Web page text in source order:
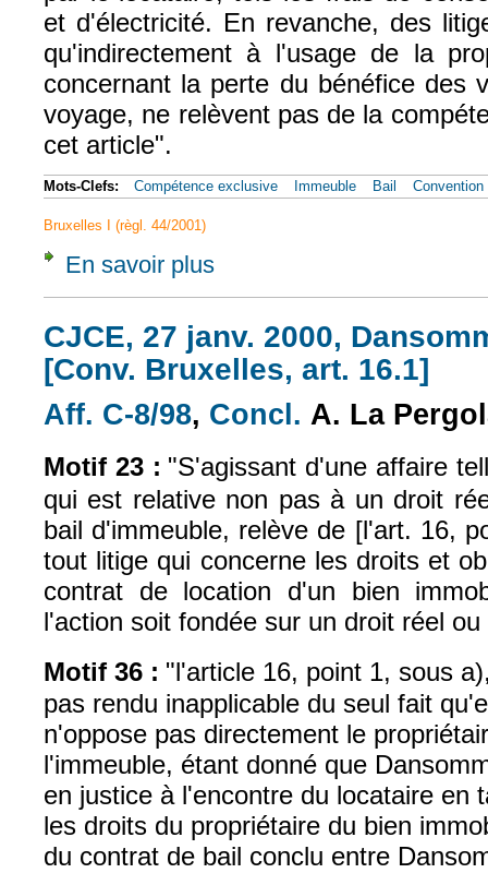
et d'électricité. En revanche, des
qu'indirectement à l'usage de la
concernant la perte du bénéfice des
voyage, ne relèvent pas de la
cet article".
Mots-Clefs: Compétence exclusive Immeuble Bail
Bruxelles I (règl. 44/2001)
En savoir plus
CJCE, 27 janv. 2000,
[Conv. Bruxelles, art. 16.1]
Aff. C-8/98 (le lien est externe)
, Concl. (le lien est
A. La
Motif 23 : "S'agissant d'une affaire
qui est relative non pas à un droit
bail d'immeuble, relève de [l'art. 16,
tout litige qui concerne les droits et
contrat de location d'un bien
l'action soit fondée sur un droit réel
Motif 36 : "l'article 16, point 1, sous
pas rendu inapplicable du seul fait
n'oppose pas directement le
l'immeuble, étant donné que
en justice à l'encontre du locataire en
les droits du propriétaire du bien
du contrat de bail conclu entre